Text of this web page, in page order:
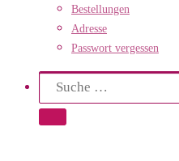
Bestellungen
Adresse
Passwort vergessen
Search
Suche
Suche …